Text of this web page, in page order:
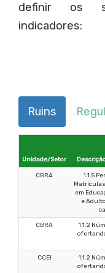
definir os
indicadores:
Ruins
Unidade/Setor
CBRA
1.1.5
em
e
CBRA
1.1.2
CCEI
1.1.2